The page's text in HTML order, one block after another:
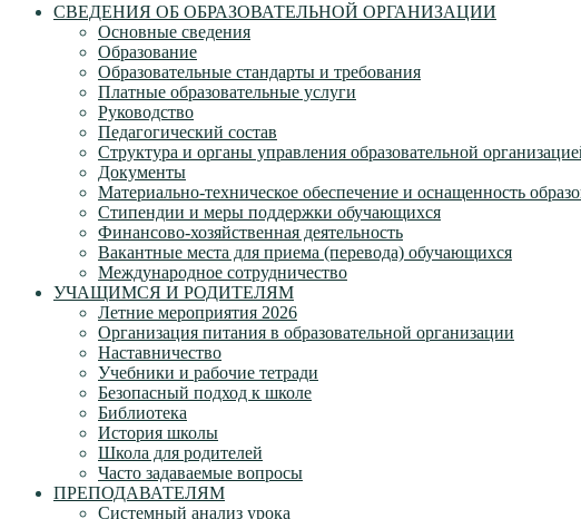
СВЕДЕНИЯ ОБ ОБРАЗОВАТЕЛЬНОЙ ОРГАНИЗАЦИИ
Основные сведения
Образование
Образовательные стандарты и требования
Платные образовательные услуги
Руководство
Педагогический состав
Структура и органы управления образовательной
Документы
Материально-техническое обеспечение и оснащенность
Стипендии и меры поддержки обучающихся
Финансово-хозяйственная деятельность
Вакантные места для приема (перевода) обучающихся
Международное сотрудничество
УЧАЩИМСЯ И РОДИТЕЛЯМ
Летние мероприятия 2026
Организация питания в образовательной организации
Наставничество
Учебники и рабочие тетради
Безопасный подход к школе
Библиотека
История школы
Школа для родителей
Часто задаваемые вопросы
ПРЕПОДАВАТЕЛЯМ
Системный анализ урока